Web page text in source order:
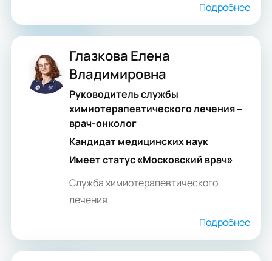
Подробнее
Глазкова Елена
Владимировна
Руководитель службы
химиотерапевтического лечения –
врач-онколог
Кандидат медицинских наук
Имеет статус «Московский врач»
Служба химиотерапевтического
лечения
Подробнее